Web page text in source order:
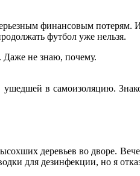
финансовым
футбол уже нельзя.
Даже не знаю, почему.
в самоизоляцию.
деревьев во дворе.
для дезинфекции, но я